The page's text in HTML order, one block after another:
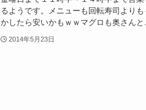
るようです。メニューも回転寿司よりも
かしたら安いかもｗｗマグロも奥さんと
2014年5月23日